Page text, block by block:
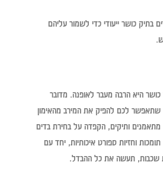
בתיק כושר ייעודי כדי לשמור עליהם
כושר היא הרבה מעבר לאופנה. מדובר
שתאפשר לכם להפיק את המירב מהאימון
ותיקים, הקפדה על בחירת בדים
וחזיות ספורט איכותיות, יחד עם
שכבות, תעשה את כל ההבדל.